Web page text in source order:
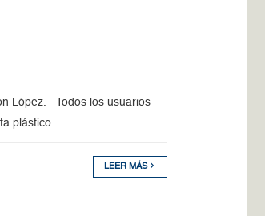
López. Todos los usuarios
plástico
LEER MÁS